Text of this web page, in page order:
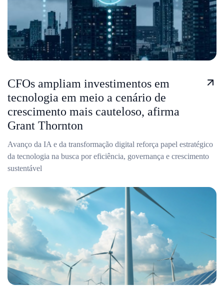
CFOs ampliam investimentos em
tecnologia em meio a cenário de
crescimento mais cauteloso, afirma
Grant Thornton
Avanço da IA e da transformação digital reforça papel estratégico
da tecnologia na busca por eficiência, governança e crescimento
sustentável